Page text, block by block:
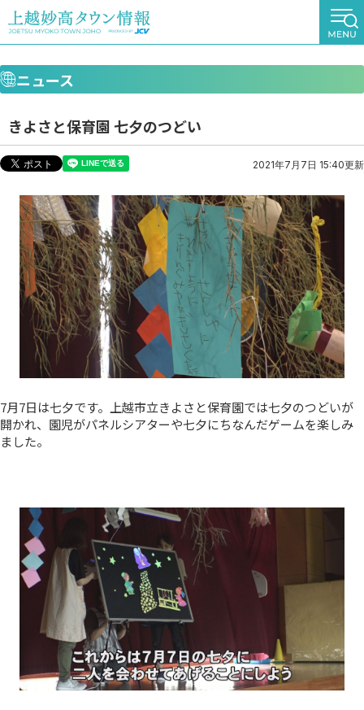
ニュース
きよさと保育園 七夕のつどい
2021年7月7日 15:40更新
7月7日は七夕です。上越市立きよさと保育園では七夕のつどいが
開かれ、園児がパネルシアターや七夕にちなんだゲームを楽しみ
ました。